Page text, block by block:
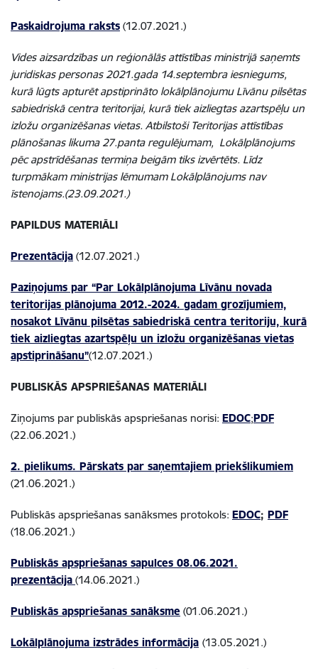
Paskaidrojuma raksts (12.07.2021.)
Vides aizsardzības un reģionālās attīstības ministrijā saņemts
juridiskas personas 2021.gada 14.septembra iesniegums,
kurā lūgts apturēt apstiprināto lokālplānojumu Līvānu pilsētas
sabiedriskā centra teritorijai, kurā tiek aizliegtas azartspēļu un
izložu organizēšanas vietas. Atbilstoši Teritorijas attīstības
plānošanas likuma 27.panta regulējumam, Lokālplānojums
pēc apstrīdēšanas termiņa beigām tiks izvērtēts. Līdz
turpmākam ministrijas lēmumam Lokālplānojums nav
īstenojams.(23.09.2021.)
PAPILDUS MATERIĀLI
Prezentācija (12.07.2021.)
Paziņojums par “Par Lokālplānojuma Līvānu novada
teritorijas plānojuma 2012.-2024. gadam grozījumiem,
nosakot Līvānu pilsētas sabiedriskā centra teritoriju, kurā
tiek aizliegtas azartspēļu un izložu organizēšanas vietas
apstiprināšanu”(12.07.2021.)
PUBLISKĀS APSPRIEŠANAS MATERIĀLI
Ziņojums par publiskās apspriešanas norisi: EDOC;PDF
(22.06.2021.)
2. pielikums. Pārskats par saņemtajiem priekšlikumiem
(21.06.2021.)
Publiskās apspriešanas sanāksmes protokols: EDOC; PDF
(18.06.2021.)
Publiskās apspriešanas sapulces 08.06.2021.
prezentācija (14.06.2021.)
Publiskās apspriešanas sanāksme (01.06.2021.)
Lokālplānojuma izstrādes informācija (13.05.2021.)